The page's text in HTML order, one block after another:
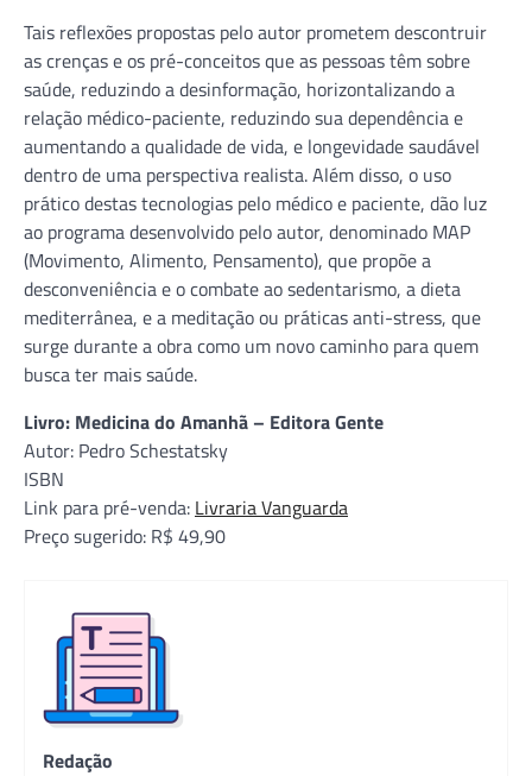
Tais reflexões propostas pelo autor prometem descontruir
as crenças e os pré-conceitos que as pessoas têm sobre
saúde, reduzindo a desinformação, horizontalizando a
relação médico-paciente, reduzindo sua dependência e
aumentando a qualidade de vida, e longevidade saudável
dentro de uma perspectiva realista. Além disso, o uso
prático destas tecnologias pelo médico e paciente, dão luz
ao programa desenvolvido pelo autor, denominado MAP
(Movimento, Alimento, Pensamento), que propõe a
desconveniência e o combate ao sedentarismo, a dieta
mediterrânea, e a meditação ou práticas anti-stress, que
surge durante a obra como um novo caminho para quem
busca ter mais saúde.
Livro: Medicina do Amanhã – Editora Gente
Autor: Pedro Schestatsky
ISBN
Link para pré-venda: Livraria Vanguarda
Preço sugerido: R$ 49,90
Redação